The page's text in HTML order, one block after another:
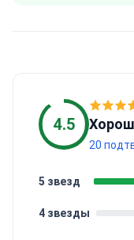
4.5
20
4 звезды
5 звезд